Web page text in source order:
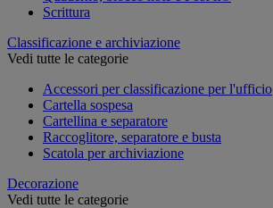
Scrittura
Classificazione e archiviazione
Vedi tutte le categorie
Accessori per classificazione per l'ufficio
Cartella sospesa
Cartellina e separatore
Raccoglitore, separatore e busta
Scatola per archiviazione
Decorazione
Vedi tutte le categorie